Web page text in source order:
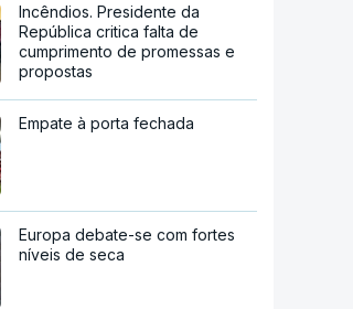
Incêndios. Presidente da
República critica falta de
cumprimento de promessas e
propostas
Empate à porta fechada
Europa debate-se com fortes
níveis de seca